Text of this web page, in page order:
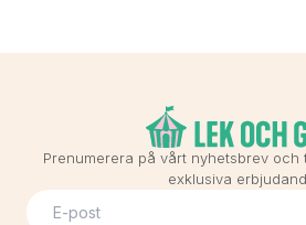
Prenumerera på vårt nyhetsbrev
exklusiva